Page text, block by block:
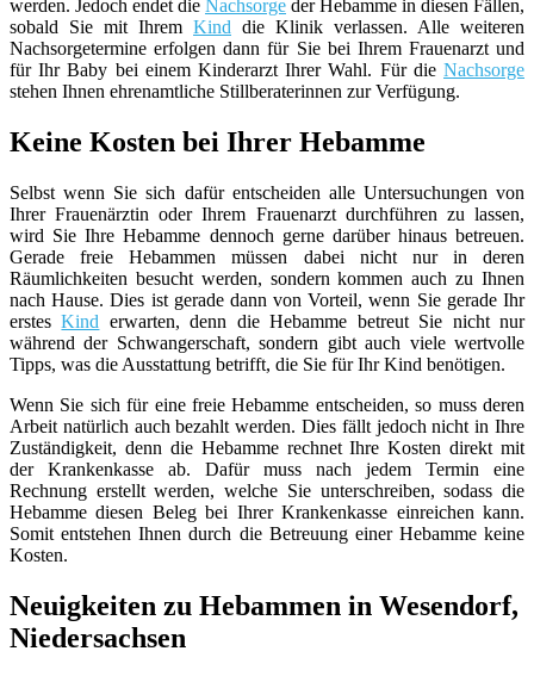
werden. Jedoch endet die Nachsorge der Hebamme in diesen Fällen,
sobald Sie mit Ihrem Kind die Klinik verlassen. Alle weiteren
Nachsorgetermine erfolgen dann für Sie bei Ihrem Frauenarzt und
für Ihr Baby bei einem Kinderarzt Ihrer Wahl. Für die Nachsorge
stehen Ihnen ehrenamtliche Stillberaterinnen zur Verfügung.
Keine Kosten bei Ihrer Hebamme
Selbst wenn Sie sich dafür entscheiden alle Untersuchungen von
Ihrer Frauenärztin oder Ihrem Frauenarzt durchführen zu lassen,
wird Sie Ihre Hebamme dennoch gerne darüber hinaus betreuen.
Gerade freie Hebammen müssen dabei nicht nur in deren
Räumlichkeiten besucht werden, sondern kommen auch zu Ihnen
nach Hause. Dies ist gerade dann von Vorteil, wenn Sie gerade Ihr
erstesKind erwarten, denn die Hebamme betreut Sie nicht nur
während der Schwangerschaft, sondern gibt auch viele wertvolle
Tipps, was die Ausstattung betrifft, die Sie für Ihr Kind benötigen.
Wenn Sie sich für eine freie Hebamme entscheiden, so muss deren
Arbeit natürlich auch bezahlt werden. Dies fällt jedoch nicht in Ihre
Zuständigkeit, denn die Hebamme rechnet Ihre Kosten direkt mit
der Krankenkasse ab. Dafür muss nach jedem Termin eine
Rechnung erstellt werden, welche Sie unterschreiben, sodass die
Hebamme diesen Beleg bei Ihrer Krankenkasse einreichen kann.
Somit entstehen Ihnen durch die Betreuung einer Hebamme keine
Kosten.
Neuigkeiten zu Hebammen in Wesendorf,
Niedersachsen